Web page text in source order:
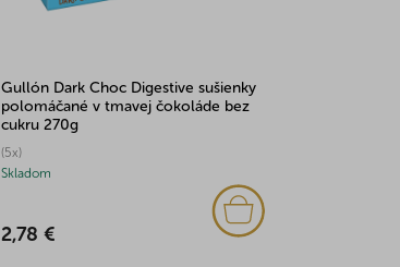
Gullón Dark Choc Digestive sušienky
polomáčané v tmavej čokoláde bez
cukru 270g
(5x)
Skladom
2,78 €